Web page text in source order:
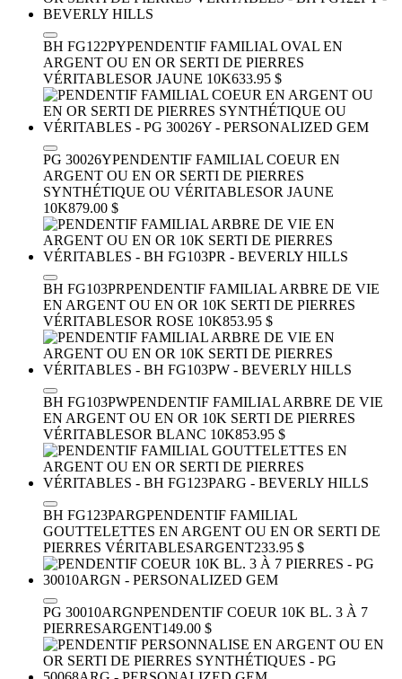
BH FG122PYPENDENTIF FAMILIAL OVAL EN
ARGENT OU EN OR SERTI DE PIERRES
VÉRITABLESOR JAUNE 10K633.95 $
PG 30026YPENDENTIF FAMILIAL COEUR EN
ARGENT OU EN OR SERTI DE PIERRES
SYNTHÉTIQUE OU VÉRITABLESOR JAUNE
10K879.00 $
BH FG103PRPENDENTIF FAMILIAL ARBRE DE VIE
EN ARGENT OU EN OR 10K SERTI DE PIERRES
VÉRITABLESOR ROSE 10K853.95 $
BH FG103PWPENDENTIF FAMILIAL ARBRE DE VIE
EN ARGENT OU EN OR 10K SERTI DE PIERRES
VÉRITABLESOR BLANC 10K853.95 $
BH FG123PARGPENDENTIF FAMILIAL
GOUTTELETTES EN ARGENT OU EN OR SERTI DE
PIERRES VÉRITABLESARGENT233.95 $
PG 30010ARGNPENDENTIF COEUR 10K BL. 3 À 7
PIERRESARGENT149.00 $